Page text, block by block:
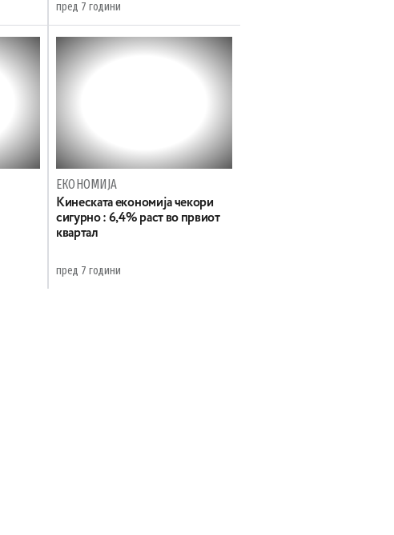
пред 7 години
ЕКОНОМИЈА
Кинеската економија чекори
сигурно : 6,4% раст во првиот
квартал
пред 7 години